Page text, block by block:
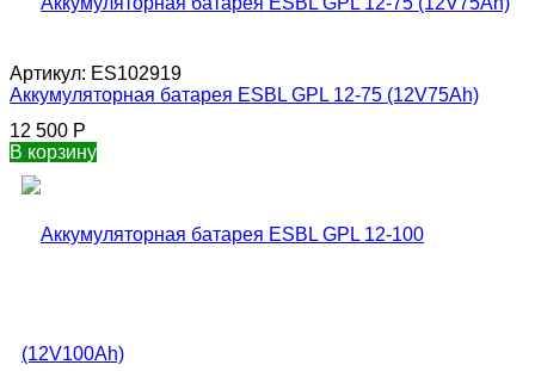
Артикул: ES102919
Аккумуляторная батарея ESBL GPL 12-75 (12V75Ah)
12 500 Р
В корзину